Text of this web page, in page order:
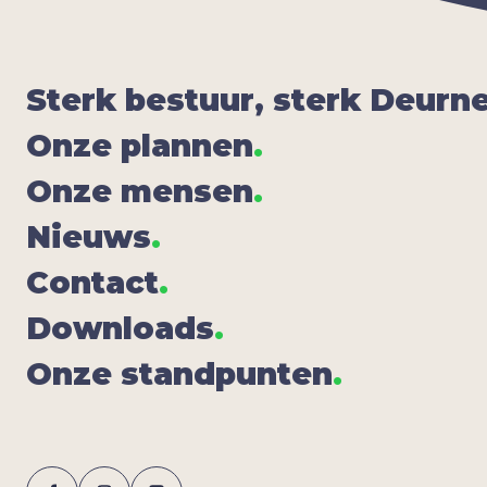
Sterk bestuur, sterk
Onze plan­nen.
Onze men­sen.
Nieuws.
Con­tact.
Down­lo­ads.
Onze stand­pun­ten.